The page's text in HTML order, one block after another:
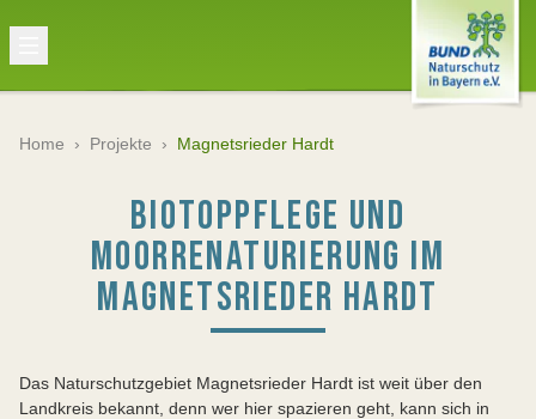
Home › Projekte › Magnetsrieder Hardt
BIOTOPPFLEGE UND
MOORRENATURIERUNG IM
MAGNETSRIEDER HARDT
Das Naturschutzgebiet Magnetsrieder Hardt ist weit über den
Landkreis bekannt, denn wer hier spazieren geht, kann sich in